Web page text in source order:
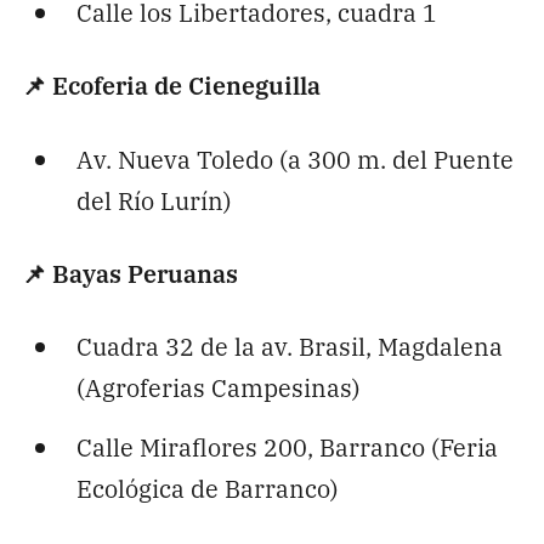
Calle los Libertadores, cuadra 1
📌 Ecoferia de Cieneguilla
Av. Nueva Toledo (a 300 m. del Puente
del Río Lurín)
📌 Bayas Peruanas
Cuadra 32 de la av. Brasil, Magdalena
(Agroferias Campesinas)
Calle Miraflores 200, Barranco (Feria
Ecológica de Barranco)